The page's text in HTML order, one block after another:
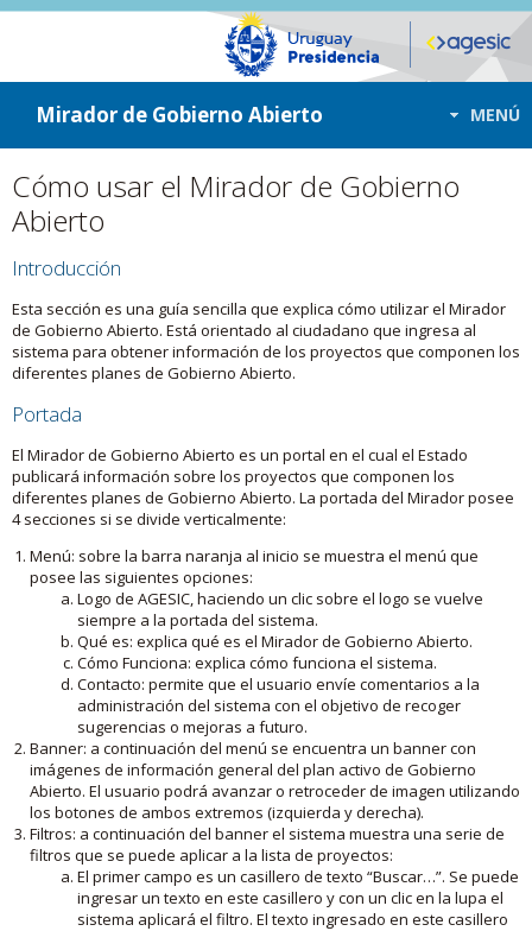
ir a contenido
ir al menú
Mirador de Gobierno Abierto MENÚ
Cómo usar el Mirador de Gobierno
Abierto
Introducción
Esta sección es una guía sencilla que explica cómo utilizar el Mirador
de Gobierno Abierto. Está orientado al ciudadano que ingresa al
sistema para obtener información de los proyectos que componen los
diferentes planes de Gobierno Abierto.
Portada
El Mirador de Gobierno Abierto es un portal en el cual el Estado
publicará información sobre los proyectos que componen los
diferentes planes de Gobierno Abierto. La portada del Mirador posee
4 secciones si se divide verticalmente:
Menú: sobre la barra naranja al inicio se muestra el menú que
posee las siguientes opciones:
Logo de AGESIC, haciendo un clic sobre el logo se vuelve
siempre a la portada del sistema.
Qué es: explica qué es el Mirador de Gobierno Abierto.
Cómo Funciona: explica cómo funciona el sistema.
Contacto: permite que el usuario envíe comentarios a la
administración del sistema con el objetivo de recoger
sugerencias o mejoras a futuro.
Banner: a continuación del menú se encuentra un banner con
imágenes de información general del plan activo de Gobierno
Abierto. El usuario podrá avanzar o retroceder de imagen utilizando
los botones de ambos extremos (izquierda y derecha).
Filtros: a continuación del banner el sistema muestra una serie de
filtros que se puede aplicar a la lista de proyectos:
El primer campo es un casillero de texto “Buscar…”. Se puede
ingresar un texto en este casillero y con un clic en la lupa el
sistema aplicará el filtro. El texto ingresado en este casillero